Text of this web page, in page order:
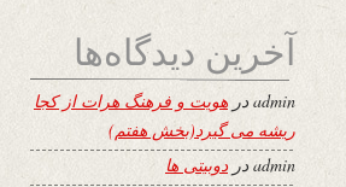
آخرین دیدگاه‌ها
adminدر هویت و فرهنگ هرات از کجا
ریشه می گیرد(بخش هفتم)
admin دردوبیتی ها